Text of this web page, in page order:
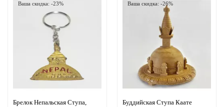
Ваша скидка: -23%
Брелок Непальская Ступа,
Ваша скидка: -26%
Буддийская Ступа Каате